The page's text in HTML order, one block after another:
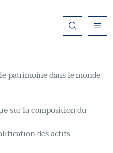
patrimoine dans le monde
sur la composition du
des actifs